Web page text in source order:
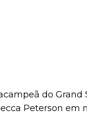
do Grand
Peterson em